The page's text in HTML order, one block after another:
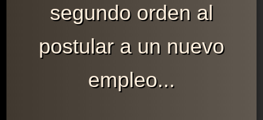
segundo orden al
postular a un nuevo
empleo...